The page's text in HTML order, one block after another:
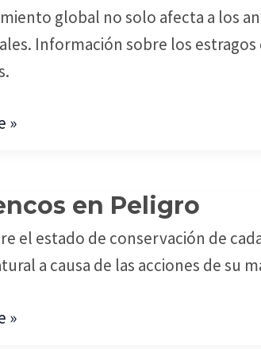
global no solo afecta a los
Información sobre los estragos
»
en Peligro
el estado de conservación de
a causa de las acciones de su
»